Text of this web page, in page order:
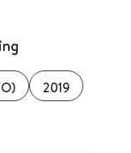
2019